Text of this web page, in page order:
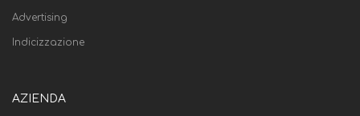
Advertising
Indicizzazione
AZIENDA